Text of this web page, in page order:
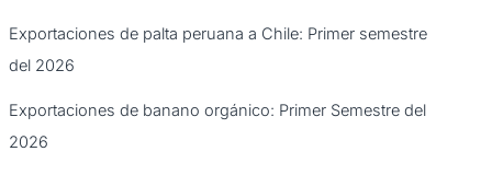
Exportaciones de palta peruana a Chile: Primer semestre
del 2026
Exportaciones de banano orgánico: Primer Semestre del
2026